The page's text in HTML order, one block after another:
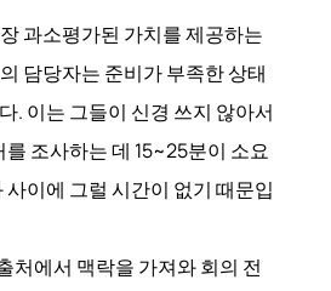
과소평가된 가치를 제공하는
담당자는 준비가 부족한 상태
. 이는 그들이 신경 쓰지 않아서
조사하는 데 15~25분이 소요
이에 그럴 시간이 없기 때문입
처에서 맥락을 가져와 회의 전